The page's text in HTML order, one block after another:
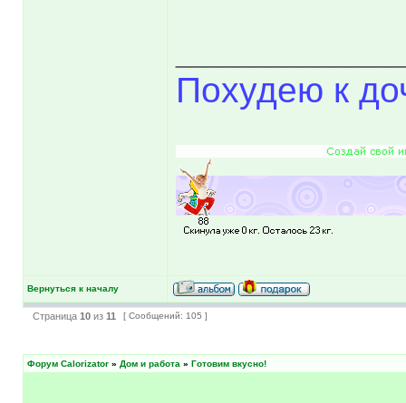
Похудею к
Вернуться к началу
Страница 10 из 11 [ Сообщений: 105 ]
Форум Calorizator » Дом и работа » Готовим вкусно!